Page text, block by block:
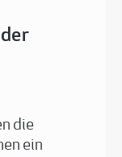
die
ein